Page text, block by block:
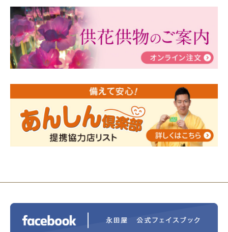
2024/03/06【終活なるほど教室】「マンガで学
ぶ！はじめてのお葬式」小さな家族葬ハウス®町田成
瀬 ご参加ありがとうございました！
2024/01/19令和6年能登半島地震災害の寄付のご報
告
人形供養 寄付のご報告
2023/12/16終活なるほど教室＠小さな家族葬ハウ
ス®上鶴間 エンディングノートを書いてみよう！
2023/11/29 永田屋創業110周年記念式典 レンブラ
ントホテル東京町田